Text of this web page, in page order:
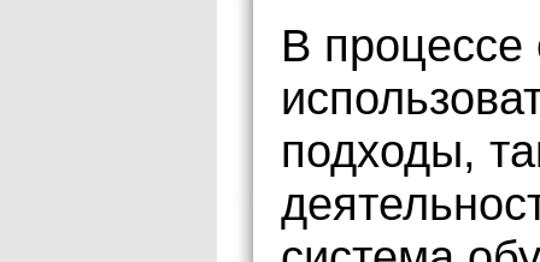
В процессе
подходы,